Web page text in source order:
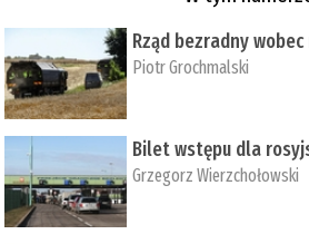
Rząd bezradny
Piotr Grochmalski
Bilet wstępu dla
Grzegorz Wierzchołowski